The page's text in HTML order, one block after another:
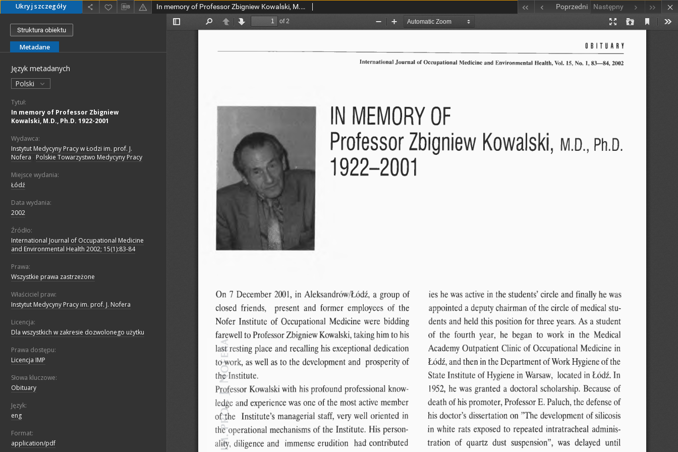
Ukryj szczegóły In memory of Professor Zbigniew Kowalski, M.D., Ph.D. 1922-2001 Poprzedni Następny
Struktura obiektu
Metadane
Język metadanych
Polski
Tytuł:
In memory of Professor Zbigniew
Kowalski, M.D., Ph.D. 1922-2001
Wydawca:
Instytut Medycyny Pracy w Łodzi im. prof. J.
Nofera
Polskie Towarzystwo Medycyny Pracy
Miejsce wydania:
Łódź
Data wydania:
2002
Źródło:
International Journal of Occupational Medicine
and Environmental Health 2002; 15(1):83-84
Prawa:
Wszystkie prawa zastrzeżone
Właściciel praw:
Instytut Medycyny Pracy im. prof. J. Nofera
Licencja:
Dla wszystkich w zakresie dozwolonego użytku
Prawa dostępu:
Licencja IMP
Słowa kluczowe:
Obituary
Język:
eng
Format:
application/pdf